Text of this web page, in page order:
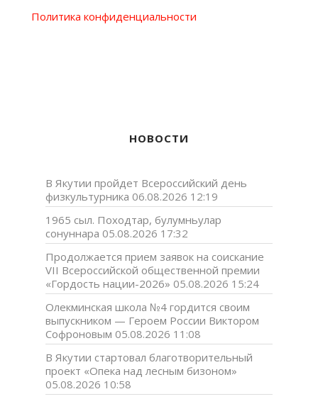
Политика конфиденциальности
НОВОСТИ
В Якутии пройдет Всероссийский день
физкультурника 06.08.2026 12:19
1965 сыл. Походтар, булумньулар
сонуннара 05.08.2026 17:32
Продолжается прием заявок на соискание
VII Всероссийской общественной премии
«Гордость нации-2026» 05.08.2026 15:24
Олекминская школа №4 гордится своим
выпускником — Героем России Виктором
Софроновым 05.08.2026 11:08
В Якутии стартовал благотворительный
проект «Опека над лесным бизоном»
05.08.2026 10:58